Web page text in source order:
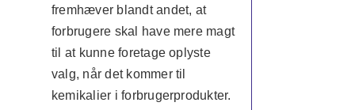
fremhæver blandt andet, at
forbrugere skal have mere magt
til at kunne foretage oplyste
valg, når det kommer til
kemikalier i forbrugerprodukter.